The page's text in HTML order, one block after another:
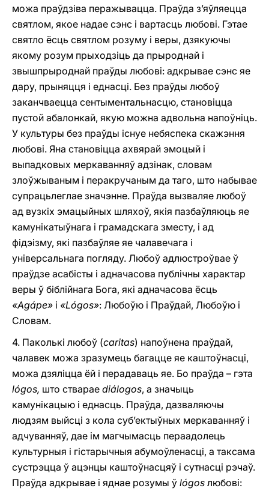
можа праўдзіва перажывацца. Праўда з’яўляецца
святлом, якое надае сэнс і вартасць любові. Гэтае
святло ёсць святлом розуму і веры, дзякуючы
якому розум прыходзіць да прыроднай і
звышпрыроднай праўды любові: адкрывае сэнс яе
дару, прыняцця і еднасці. Без праўды любоў
заканчваецца сентыментальнасцю, становіцца
пустой абалонкай, якую можна адвольна напоўніць.
У культуры без праўды існуе небяспека скажэння
любові. Яна становіцца ахвярай эмоцый і
выпадковых меркаванняў адзінак, словам
злоўжываным і перакручаным да таго, што набывае
супрацьлеглае значэнне. Праўда вызваляе любоў
ад вузкіх эмацыйных шляхоў, якія пазбаўляюць яе
камунікатыўнага і грамадскага зместу, i ад
фідэізму, які пазбаўляе яе чалавечага і
універсальнага погляду. Любоў адлюстроўвае ў
праўдзе асабісты і адначасова публічны характар
веры ў біблійнага Бога, які адначасова ёсць
«Agápe» i «Lógos»: Любоўю i Праўдай, Любоўю i
Словам.
4. Паколькі любоў (caritas) напоўнена праўдай,
чалавек можа зразумець багацце яе каштоўнасці,
можа дзяліцца ёй i перадаваць яе. Бо праўда – гэта
lógos, што стварае diálogos, a значыць
камунікацыю i еднасць. Праўда, дазваляючы
людзям выйсці з кола суб’ектыўных меркаванняў i
адчуванняў, дае ім магчымасць пераадолець
культурныя і гістарычныя абумоўленасці, а таксама
сустрэцца ў ацэнцы каштоўнасцяў i сутнасці рэчаў.
Праўда адкрывае i яднае розумы ў lógos любові: